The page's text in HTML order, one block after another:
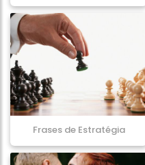
Frases de Estratégia